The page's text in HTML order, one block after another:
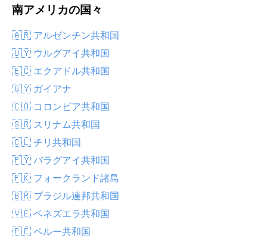
南アメリカの国々
🇦🇷 アルゼンチン共和国
🇺🇾 ウルグアイ共和国
🇪🇨 エクアドル共和国
🇬🇾 ガイアナ
🇨🇴 コロンビア共和国
🇸🇷 スリナム共和国
🇨🇱 チリ共和国
🇵🇾 パラグアイ共和国
🇫🇰 フォークランド諸島
🇧🇷 ブラジル連邦共和国
🇻🇪 ベネズエラ共和国
🇵🇪 ペルー共和国